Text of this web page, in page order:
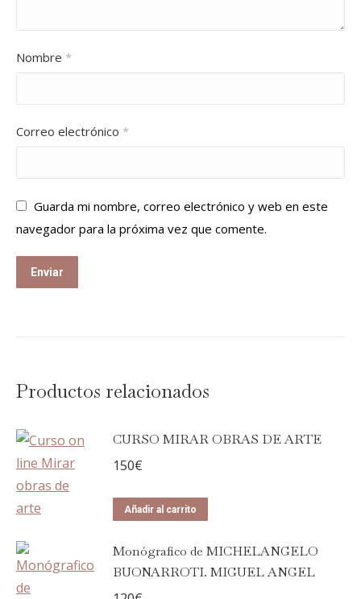
Nombre *
Correo electrónico *
Guarda mi nombre, correo electrónico y web en este
navegador para la próxima vez que comente.
Productos relacionados
CURSO MIRAR OBRAS DE ARTE
150€
Añadir al carrito
Monógrafico de MICHELANGELO
BUONARROTI. MIGUEL ANGEL